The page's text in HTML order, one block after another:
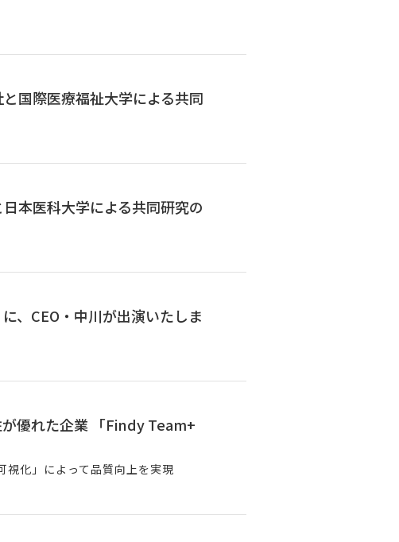
国際医療福祉大学による共同
本医科大学による共同研究の
、CEO・中川が出演いたしま
優れた企業 「Findy Team+
視化」によって品質向上を実現